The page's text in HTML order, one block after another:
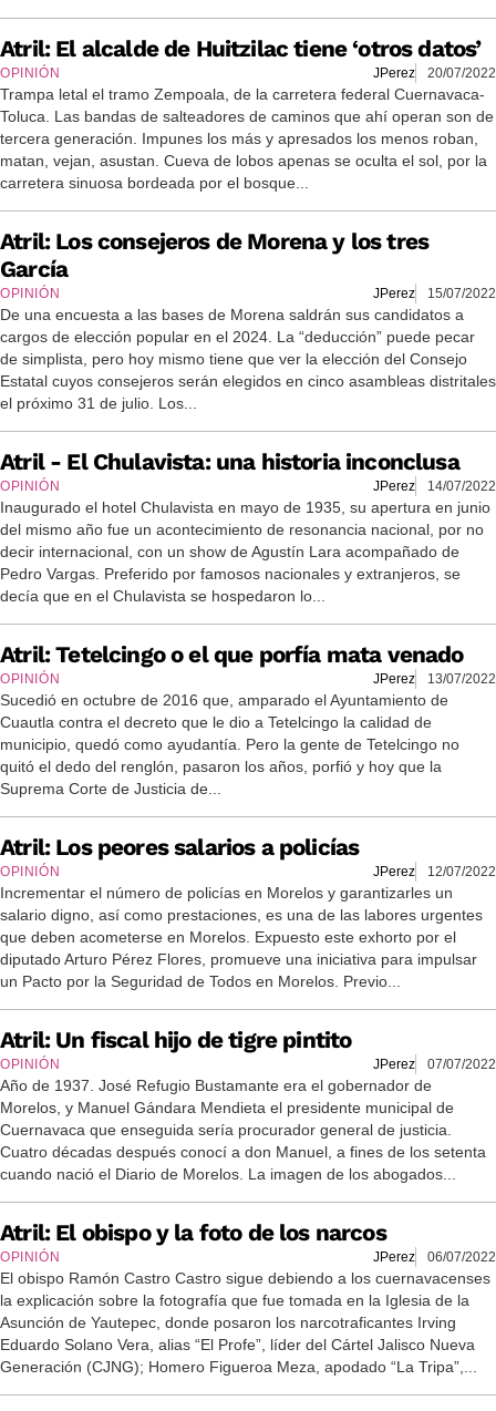
Atril: El alcalde de Huitzilac tiene ‘otros datos’
OPINIÓN JPerez 20/07/2022
Trampa letal el tramo Zempoala, de la carretera federal Cuernavaca-
Toluca. Las bandas de salteadores de caminos que ahí operan son de
tercera generación. Impunes los más y apresados los menos roban,
matan, vejan, asustan. Cueva de lobos apenas se oculta el sol, por la
carretera sinuosa bordeada por el bosque...
Atril: Los consejeros de Morena y los tres
García
OPINIÓN JPerez 15/07/2022
De una encuesta a las bases de Morena saldrán sus candidatos a
cargos de elección popular en el 2024. La “deducción” puede pecar
de simplista, pero hoy mismo tiene que ver la elección del Consejo
Estatal cuyos consejeros serán elegidos en cinco asambleas distritales
el próximo 31 de julio. Los...
Atril - El Chulavista: una historia inconclusa
OPINIÓN JPerez 14/07/2022
Inaugurado el hotel Chulavista en mayo de 1935, su apertura en junio
del mismo año fue un acontecimiento de resonancia nacional, por no
decir internacional, con un show de Agustín Lara acompañado de
Pedro Vargas. Preferido por famosos nacionales y extranjeros, se
decía que en el Chulavista se hospedaron lo...
Atril: Tetelcingo o el que porfía mata venado
OPINIÓN JPerez 13/07/2022
Sucedió en octubre de 2016 que, amparado el Ayuntamiento de
Cuautla contra el decreto que le dio a Tetelcingo la calidad de
municipio, quedó como ayudantía. Pero la gente de Tetelcingo no
quitó el dedo del renglón, pasaron los años, porfió y hoy que la
Suprema Corte de Justicia de...
Atril: Los peores salarios a policías
OPINIÓN JPerez 12/07/2022
Incrementar el número de policías en Morelos y garantizarles un
salario digno, así como prestaciones, es una de las labores urgentes
que deben acometerse en Morelos. Expuesto este exhorto por el
diputado Arturo Pérez Flores, promueve una iniciativa para impulsar
un Pacto por la Seguridad de Todos en Morelos. Previo...
Atril: Un fiscal hijo de tigre pintito
OPINIÓN JPerez 07/07/2022
Año de 1937. José Refugio Bustamante era el gobernador de
Morelos, y Manuel Gándara Mendieta el presidente municipal de
Cuernavaca que enseguida sería procurador general de justicia.
Cuatro décadas después conocí a don Manuel, a fines de los setenta
cuando nació el Diario de Morelos. La imagen de los abogados...
Atril: El obispo y la foto de los narcos
OPINIÓN JPerez 06/07/2022
El obispo Ramón Castro Castro sigue debiendo a los cuernavacenses
la explicación sobre la fotografía que fue tomada en la Iglesia de la
Asunción de Yautepec, donde posaron los narcotraficantes Irving
Eduardo Solano Vera, alias “El Profe”, líder del Cártel Jalisco Nueva
Generación (CJNG); Homero Figueroa Meza, apodado “La Tripa”,...